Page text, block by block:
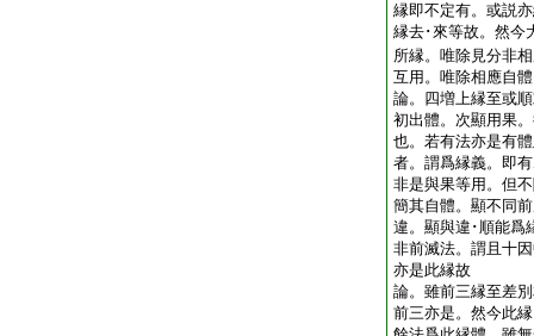
縁即不定有。或説
縁去･來等故。然今
所縁。唯除見分非
互用。唯除相應自
論。四増上縁至或
初出體。次顯用果
也。若有法亦是有
者。謂爲縁義。即
非是與果等用。但
簡其自體。顯不同
違。顯與違･順能爲
非前滅法。謂且十
亦是此縁故
論。雖前三縁至差
前三亦是。然今此